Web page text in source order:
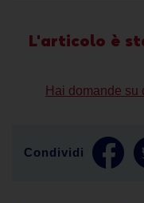
L'articolo è
Hai domande su
Condividi